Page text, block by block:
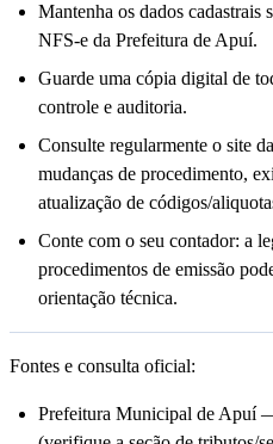
Mantenha os dados cadastrais
NFS-e da Prefeitura de Apuí.
Guarde uma cópia digital de
controle e auditoria.
Consulte regularmente o site
mudanças de procedimento,
atualização de códigos/
Conte com o seu contador: a
procedimentos de emissão
orientação técnica.
Fontes e consulta oficial:
Prefeitura Municipal de Apuí